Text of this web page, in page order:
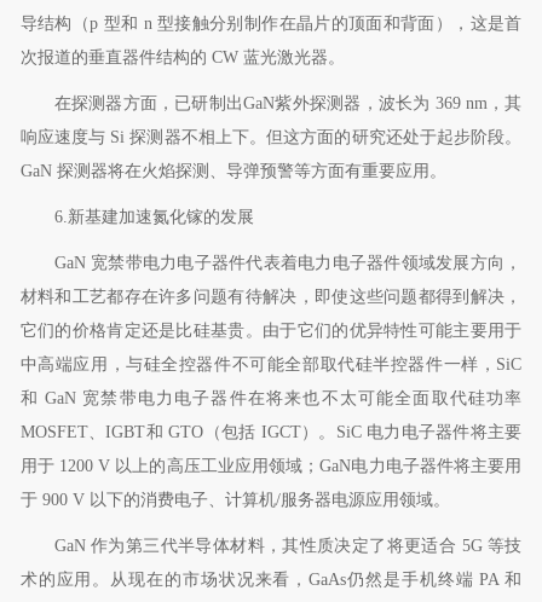
导结构（p 型和 n型接触分别制作在晶片的顶面和背面），这是首
次报道的垂直器件结构的 CW 蓝光激光器。
在探测器方面，已研制出GaN紫外探测器，波长为 369 nm ，其
响应速度与 Si探测器不相上下。但这方面的研究还处于起步阶段。
GaN 探测器将在火焰探测、导弹预警等方面有重要应用。
6. 新基建加速氮化镓的发展
GaN 宽禁带电力电子器件代表着电力电子器件领域发展方向，
材料和工艺都存在许多问题有待解决，即使这些问题都得到解决，
它们的价格肯定还是比硅基贵。由于它们的优异特性可能主要用于
中高端应用，与硅全控器件不可能全部取代硅半控器件一样， SiC
和 GaN 宽禁带电力电子器件在将来也不太可能全面取代硅功率
MOSFET、IGBT和 GTO （包括 IGCT）。 SiC 电力电子器件将主要
用于1200 V 以上的高压工业应用领域；GaN电力电子器件将主要用
于900 V 以下的消费电子、计算机/服务器电源应用领域。
GaN作为第三代半导体材料，其性质决定了将更适合 5G 等技
术的应用。从现在的市场状况来看，GaAs仍然是手机终端 PA和